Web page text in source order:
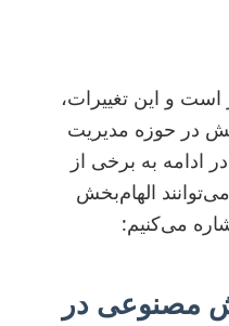
و این تغییرات،
در حوزه مدیریت
ادامه به برخی از
الهام‌بخش
می‌کنیم:
مصنوعی در